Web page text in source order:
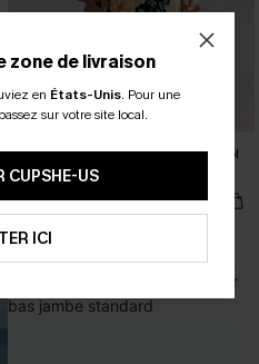
Maillot de bain une pièce floral à col
plongeant et jambe extra haute
42,00 €
Brillant
zone de livraison
en États-Unis. Pour une
sur votre site local.
CUPSHE-US
ICI